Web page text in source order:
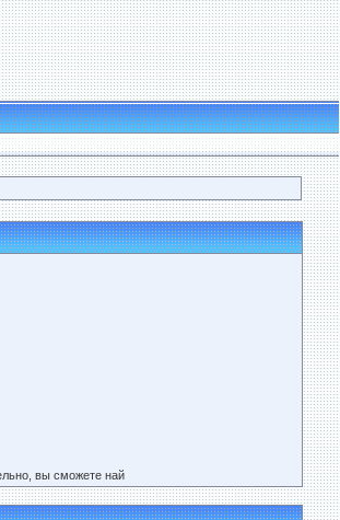
вы сможете най